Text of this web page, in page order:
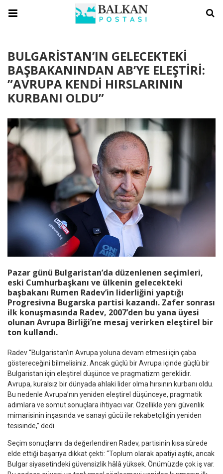
BULGARİSTAN’IN GELECEKTEKİ
BAŞBAKANINDAN AB’YE ELEŞTİRİ:
”AVRUPA KENDİ HIRSLARININ
KURBANI OLDU”
Pazar günü Bulgaristan’da düzenlenen seçimleri,
eski Cumhurbaşkanı ve ülkenin gelecekteki
başbakanı Rumen Radev’in liderliğini yaptığı
Progresivna Bugarska partisi kazandı. Zafer sonrası
ilk konuşmasında Radev, 2007’den bu yana üyesi
olunan Avrupa Birliği’ne mesaj verirken eleştirel bir
ton kullandı.
Radev “Bulgaristan’ın Avrupa yoluna devam etmesi için çaba
göstereceğini bilmelisiniz. Ancak güçlü bir Avrupa içinde güçlü bir
Bulgaristan için eleştirel düşünce ve pragmatizm gereklidir.
Avrupa, kuralsız bir dünyada ahlaki lider olma hırsının kurbanı oldu.
Bu nedenle Avrupa’nın yeniden eleştirel düşünceye, pragmatik
adımlara ve somut sonuçlara ihtiyacı var. Özellikle yeni güvenlik
mimarisinin inşasında ve sanayi gücü ile rekabetçiliğin yeniden
tesisinde,” dedi.
Seçim sonuçlarını da değerlendiren Radev, partisinin kısa sürede
elde ettiği başarıya dikkat çekti: “Toplum olarak apatiyi aştık, ancak
Bulgar siyasetindeki güvensizlik hâlâ yüksek. Önümüzde çok iş var.